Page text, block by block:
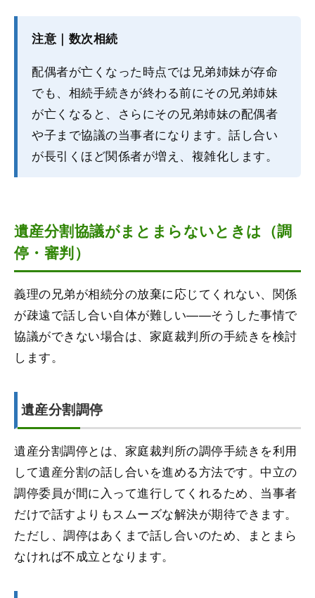
注意｜数次相続
配偶者が亡くなった時点では兄弟姉妹が存命
でも、相続手続きが終わる前にその兄弟姉妹
が亡くなると、さらにその兄弟姉妹の配偶者
や子まで協議の当事者になります。話し合い
が長引くほど関係者が増え、複雑化します。
遺産分割協議がまとまらないときは（調
停・審判）
義理の兄弟が相続分の放棄に応じてくれない、関係
が疎遠で話し合い自体が難しい——そうした事情で
協議ができない場合は、家庭裁判所の手続きを検討
します。
遺産分割調停
遺産分割調停とは、家庭裁判所の調停手続きを利用
して遺産分割の話し合いを進める方法です。中立の
調停委員が間に入って進行してくれるため、当事者
だけで話すよりもスムーズな解決が期待できます。
ただし、調停はあくまで話し合いのため、まとまら
なければ不成立となります。